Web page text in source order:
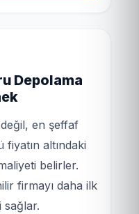
Depolama
en şeffaf
fiyatın altındaki
belirler.
firmayı daha ilk
sağlar.